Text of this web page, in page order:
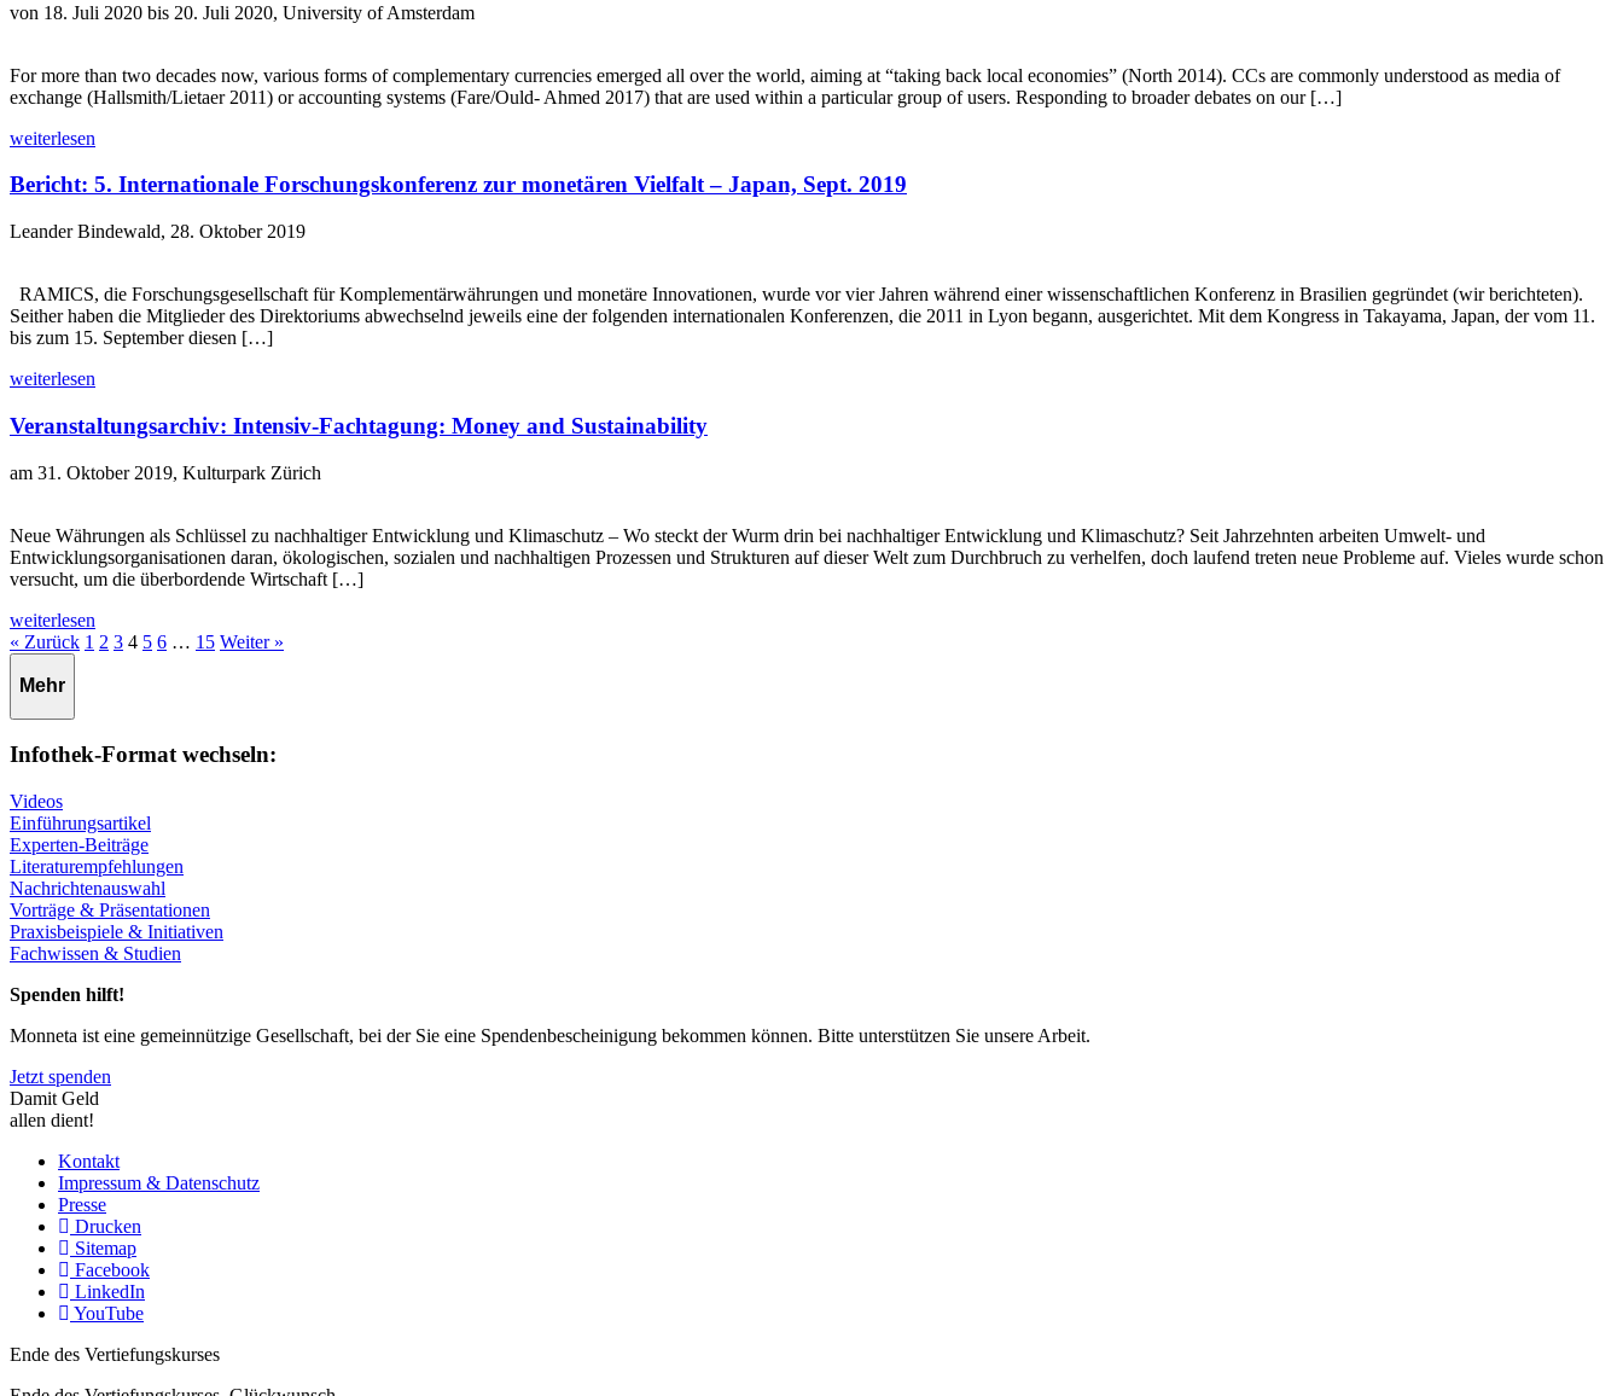
von 18. Juli 2020 bis 20. Juli 2020, University of Amsterdam
For more than two decades now, various forms of complementary currencies emerged all over the world, aiming at “taking back local economies” (North 2014). CCs are commonly understood as media of
exchange (Hallsmith/Lietaer 2011) or accounting systems (Fare/Ould- Ahmed 2017) that are used within a particular group of users. Responding to broader debates on our […]
weiterlesen
Bericht: 5. Internationale Forschungskonferenz zur monetären Vielfalt – Japan, Sept. 2019
Leander Bindewald, 28. Oktober 2019
RAMICS, die Forschungsgesellschaft für Komplementärwährungen und monetäre Innovationen, wurde vor vier Jahren während einer wissenschaftlichen Konferenz in Brasilien gegründet (wir berichteten).
Seither haben die Mitglieder des Direktoriums abwechselnd jeweils eine der folgenden internationalen Konferenzen, die 2011 in Lyon begann, ausgerichtet. Mit dem Kongress in Takayama, Japan, der vom 11.
bis zum 15. September diesen […]
weiterlesen
Veranstaltungsarchiv: Intensiv-Fachtagung: Money and Sustainability
am 31. Oktober 2019, Kulturpark Zürich
Neue Währungen als Schlüssel zu nachhaltiger Entwicklung und Klimaschutz – Wo steckt der Wurm drin bei nachhaltiger Entwicklung und Klimaschutz? Seit Jahrzehnten arbeiten Umwelt- und
Entwicklungsorganisationen daran, ökologischen, sozialen und nachhaltigen Prozessen und Strukturen auf dieser Welt zum Durchbruch zu verhelfen, doch laufend treten neue Probleme auf. Vieles wurde schon
versucht, um die überbordende Wirtschaft […]
weiterlesen
« Zurück Seite
1 Seite
2 Seite
3 Seite
4 Seite
5 Seite
6 … Seite
15 Weiter »
Mehr
Infothek-Format wechseln:
Videos
Einführungsartikel
Experten-Beiträge
Literaturempfehlungen
Nachrichtenauswahl
Vorträge & Präsentationen
Praxisbeispiele & Initiativen
Fachwissen & Studien
Spenden hilft!
Monneta ist eine gemeinnützige Gesellschaft, bei der Sie eine Spendenbescheinigung bekommen können. Bitte unterstützen Sie unsere Arbeit.
Jetzt spenden
Damit Geld
allen dient!
Kontakt
Impressum & Datenschutz
Presse
Drucken
Sitemap
Facebook
LinkedIn
YouTube
Ende des Vertiefungskurses